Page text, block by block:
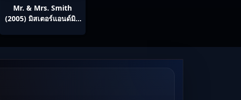
Mr. & Mrs. Smith
(2005) มิสเตอร์แอนด์มิส